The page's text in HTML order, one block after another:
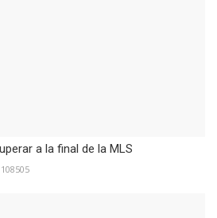
a la final de la MLS
108505